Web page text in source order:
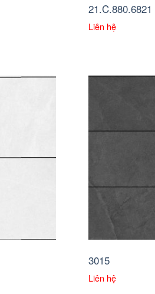
21.C.880.6821
Liên hệ
3015
Liên hệ